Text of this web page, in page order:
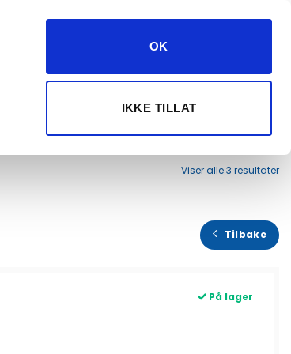
OK
IKKE TILLAT
Viser alle 3 resultater
Tilbake
På lager